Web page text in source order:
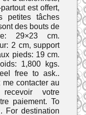
est offert,
petites tâches
des bouts de
29×23 cm.
2 cm, support
pieds: 19 cm.
1,800 kgs.
free to ask..
contacter au
votre
paiement. To
For destination